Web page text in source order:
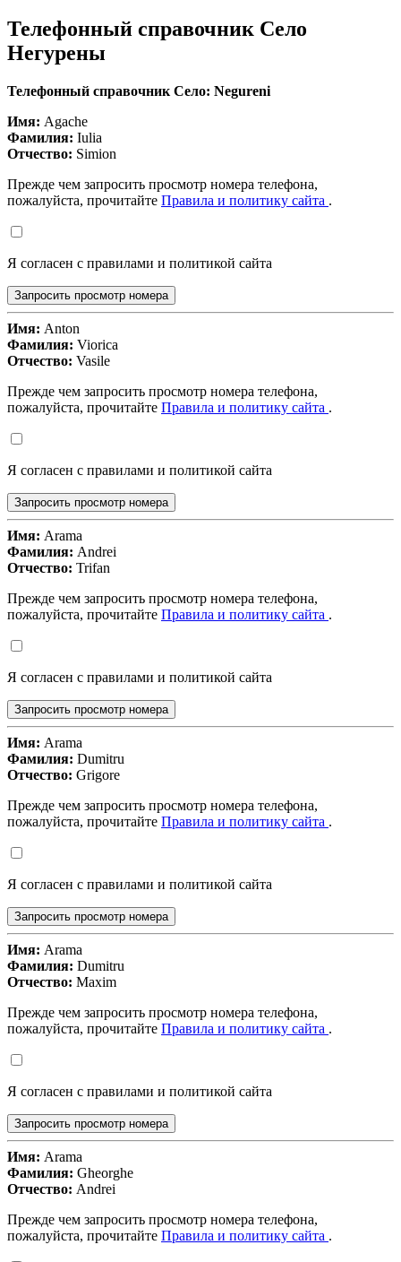
Телефонный справочник Село
Негурены
Телефонный справочник Село: Negureni
Имя: Agache
Фамилия: Iulia
Отчество: Simion
Прежде чем запросить просмотр номера телефона,
пожалуйста, прочитайте Правила и политику сайта .
Я согласен с правилами и политикой сайта
Запросить просмотр номера
Имя: Anton
Фамилия: Viorica
Отчество: Vasile
Прежде чем запросить просмотр номера телефона,
пожалуйста, прочитайте Правила и политику сайта .
Я согласен с правилами и политикой сайта
Запросить просмотр номера
Имя: Arama
Фамилия: Andrei
Отчество: Trifan
Прежде чем запросить просмотр номера телефона,
пожалуйста, прочитайте Правила и политику сайта .
Я согласен с правилами и политикой сайта
Запросить просмотр номера
Имя: Arama
Фамилия: Dumitru
Отчество: Grigore
Прежде чем запросить просмотр номера телефона,
пожалуйста, прочитайте Правила и политику сайта .
Я согласен с правилами и политикой сайта
Запросить просмотр номера
Имя: Arama
Фамилия: Dumitru
Отчество: Maxim
Прежде чем запросить просмотр номера телефона,
пожалуйста, прочитайте Правила и политику сайта .
Я согласен с правилами и политикой сайта
Запросить просмотр номера
Имя: Arama
Фамилия: Gheorghe
Отчество: Andrei
Прежде чем запросить просмотр номера телефона,
пожалуйста, прочитайте Правила и политику сайта .